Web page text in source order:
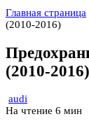
Главная страница
(2010-2016)
(2010-2016)
audi
На чтение 6 мин